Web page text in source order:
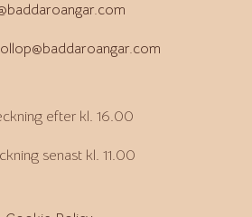
efter kl. 16.00
senast kl. 11.00